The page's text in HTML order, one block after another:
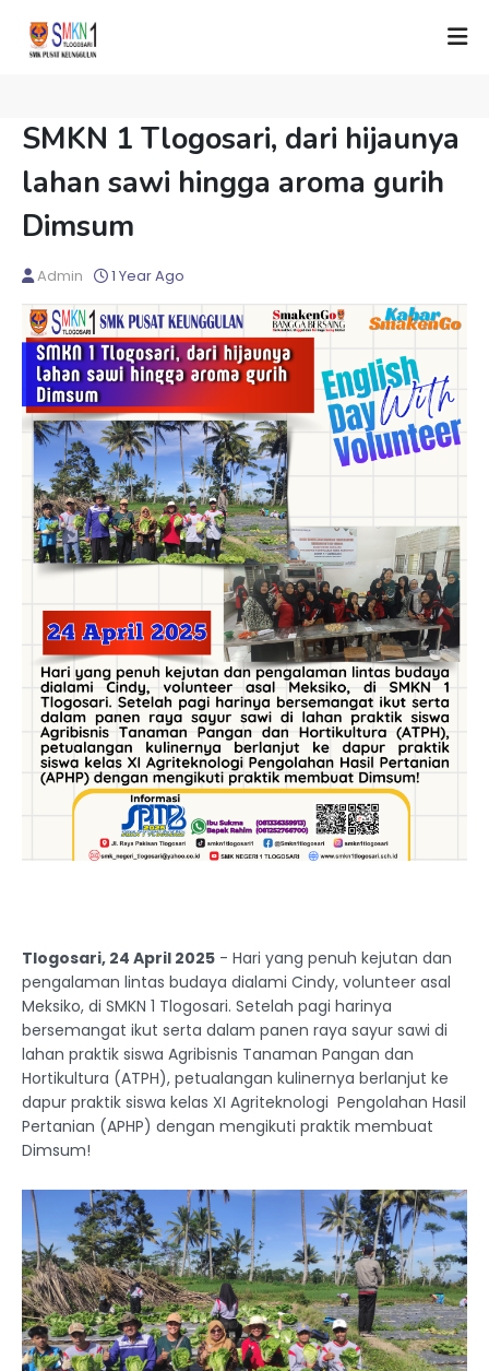
SMKN 1 Tlogosari, dari hijaunya
lahan sawi hingga aroma gurih
Dimsum
Admin 1 Year Ago
Tlogosari, 24 April 2025 - Hari yang penuh kejutan dan
pengalaman lintas budaya dialami Cindy, volunteer asal
Meksiko, di SMKN 1 Tlogosari. Setelah pagi harinya
bersemangat ikut serta dalam panen raya sayur sawi di
lahan praktik siswa Agribisnis Tanaman Pangan dan
Hortikultura (ATPH), petualangan kulinernya berlanjut ke
dapur praktik siswa kelas XI Agriteknologi Pengolahan Hasil
Pertanian (APHP) dengan mengikuti praktik membuat
Dimsum!